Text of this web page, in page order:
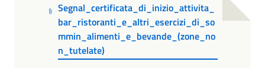
Segnal_certificata_di_inizio_attivita_
bar_ristoranti_e_altri_esercizi_di_so
mmin_alimenti_e_bevande_(zone_no
n_tutelate)